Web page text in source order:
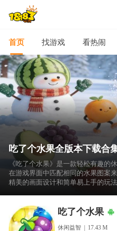
首页 找游戏 看热闹
吃了个水果全版本下载合
《吃了个水果》是一款轻松有趣的
在游戏界面中匹配相同的水果图案
精美的画面设计和简单易上手的玩
程中体验愉快的游戏时光。《吃了
心情，还能锻炼反应能力和观察力
戏。
吃了个水果
休闲益智 | 17.43 M